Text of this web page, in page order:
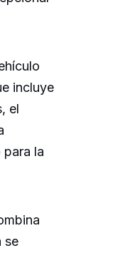
incluye
el
la
se